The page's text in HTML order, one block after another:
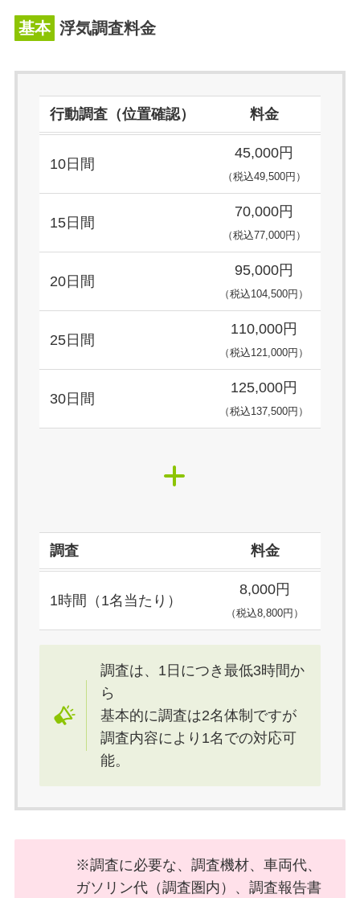
基本 浮気調査料金
行動調査 （位置確認） 料金
10日間
45,000円
（税込49,500円）
15日間
70,000円
（税込77,000円）
20日間
95,000円
（税込104,500円）
25日間
110,000円
（税込121,000円）
30日間
125,000円
（税込137,500円）
調査 料金
1時間（1名当たり）
8,000円
（税込8,800円）
調査は、1日につき最低3時間か
ら
基本的に調査は2名体制ですが
調査内容により1名での対応可
能。
※調査に必要な、調査機材、車両代、
ガソリン代（調査圏内）、調査報告書